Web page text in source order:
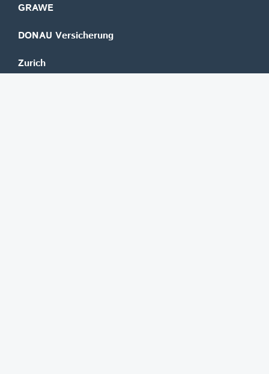
GRAWE
DONAU Versicherung
Zurich